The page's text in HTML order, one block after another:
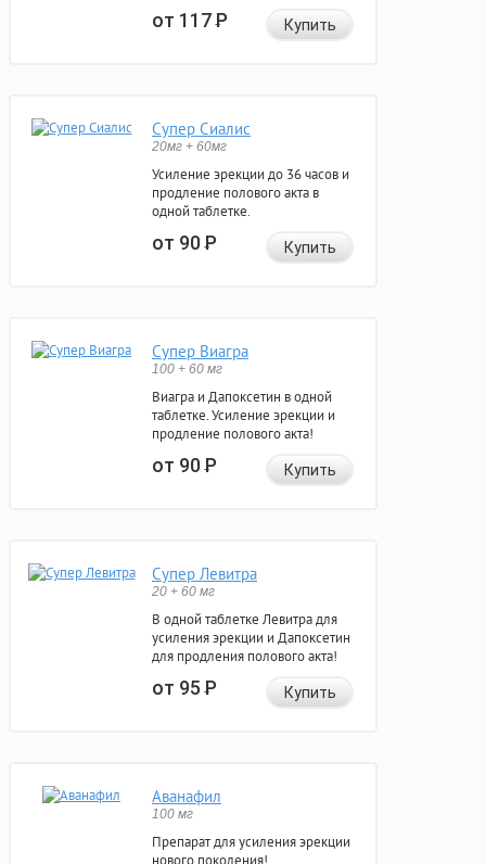
от 117Р Купить
Супер Сиалис
20мг + 60мг
Усиление эрекции до 36 часов и
продление полового акта в
одной таблетке.
от 90Р Купить
Супер Виагра
100 + 60 мг
Виагра и Дапоксетин в одной
таблетке. Усиление эрекции и
продление полового акта!
от 90Р Купить
Супер Левитра
20 + 60 мг
В одной таблетке Левитра для
усиления эрекции и Дапоксетин
для продления полового акта!
от 95Р Купить
Аванафил
100 мг
Препарат для усиления эрекции